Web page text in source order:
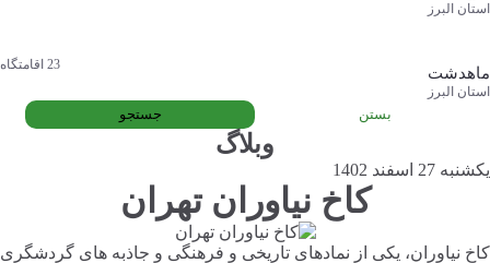
استان البرز
ماهدشت
استان البرز
23 اقامتگاه
بستن جستجو
وبلاگ
یکشنبه 27 اسفند 1402
کاخ نیاوران تهران
کاخ نیاوران، یکی از نمادهای تاریخی و فرهنگی و جاذبه های گردشگری